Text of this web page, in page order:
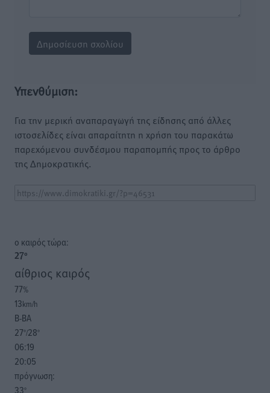
Υπενθύμιση:
Για την μερική αναπαραγωγή της είδησης από άλλες
ιστοσελίδες είναι απαραίτητη η χρήση του παρακάτω
παρεχόμενου συνδέσμου παραπομπής προς το άρθρο
της Δημοκρατικής.
o καιρός τώρα:
27°
αίθριος καιρός
77%
13km/h
Β-ΒΑ
27°/28°
06:19
20:05
πρόγνωση:
33°